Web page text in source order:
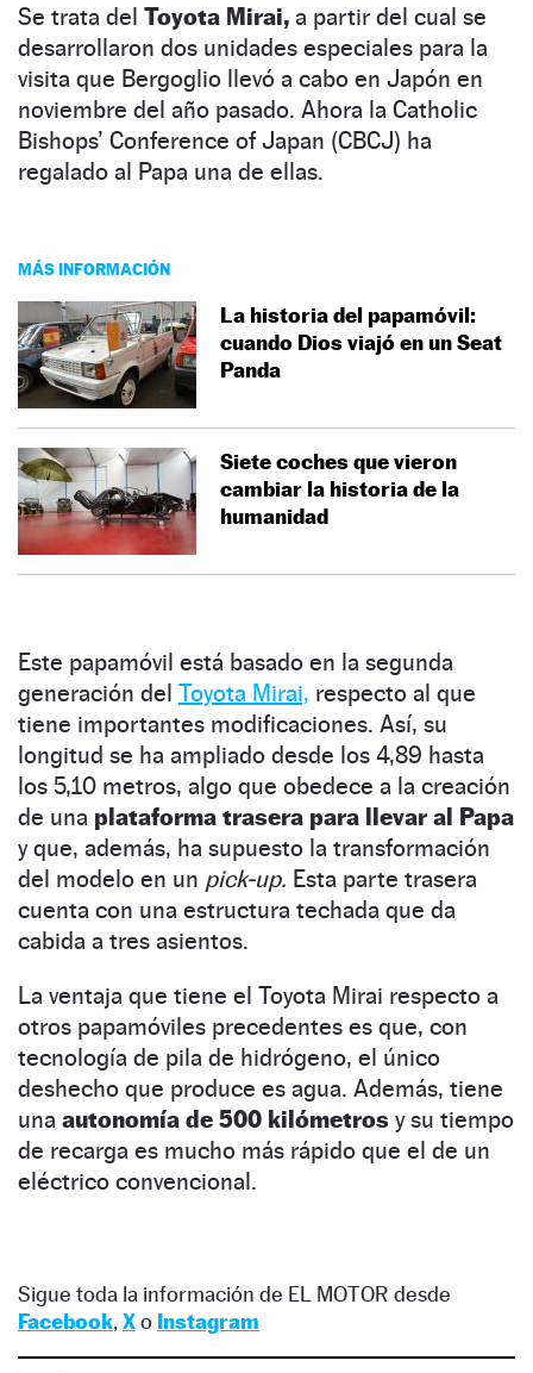
Se trata del Toyota Mirai, a partir del cual se
desarrollaron dos unidades especiales para la
visita que Bergoglio llevó a cabo en Japón en
noviembre del año pasado. Ahora la Catholic
Bishops’ Conference of Japan (CBCJ) ha
regalado al Papa una de ellas.
MÁS INFORMACIÓN
La historia del papamóvil:
cuando Dios viajó en un Seat
Panda
Siete coches que vieron
cambiar la historia de la
humanidad
Este papamóvil está basado en la segunda
generación del Toyota Mirai, respecto al que
tiene importantes modificaciones. Así, su
longitud se ha ampliado desde los 4,89 hasta
los 5,10 metros, algo que obedece a la creación
de una plataforma trasera para llevar al Papa
y que, además, ha supuesto la transformación
del modelo en un pick-up. Esta parte trasera
cuenta con una estructura techada que da
cabida a tres asientos.
La ventaja que tiene el Toyota Mirai respecto a
otros papamóviles precedentes es que, con
tecnología de pila de hidrógeno, el único
deshecho que produce es agua. Además, tiene
una autonomía de 500 kilómetros y su tiempo
de recarga es mucho más rápido que el de un
eléctrico convencional.
Sigue toda la información de EL MOTOR desde
Facebook, Xo Instagram